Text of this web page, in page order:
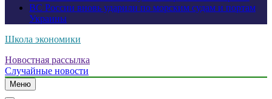
ВС России вновь ударили по морским судам и портам
Украины
Школа экономики
Новостная рассылка
Случайные новости
Меню